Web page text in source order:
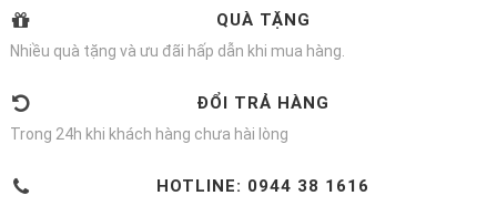
QUÀ TẶNG
Nhiều quà tặng và ưu đãi hấp dẫn khi mua hàng.
ĐỔI TRẢ HÀNG
Trong 24h khi khách hàng chưa hài lòng
HOTLINE: 0944 38 1616